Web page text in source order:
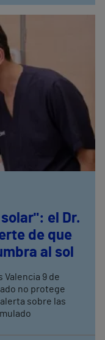
el Dr.
de que
al sol
9 de
no protege
sobre las